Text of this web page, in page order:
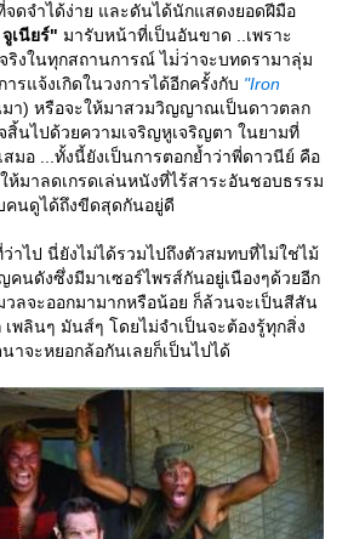
จดจำได้ง่าย และดันได้นักแสดงยอดฝีมือ
เนียร์" มารับหน้าที่เป็นอันขาด ..เพราะ
ริงในทุกสถานการณ์ ไม่่ว่าจะบทดรามาลุ่ม
รแจ้งเกิดในวงการได้อีกครั้งกับ "Iron
า) หรือจะให้มาสวมวิญญาณเป็นดาวตลก
สิ้นไปด้วยความเจริญหูเจริญตา ในยามที่
สมอ ...ทั้งนี้ยังเป็นการตอกย้ำว่าพี่ดาวนีย์ คือ
มาลดเกรดเล่นหนังที่ไร้สาระอันชอบธรรม
คนดูได้ถึงขีดสุดกันอยู่ดี
าไป นี่ยังไม่ได้รวมไปถึงตัวสมทบที่ไม่ใช่ไม้
นดังซึ่งมีมาเซอร์ไพรส์กันอยู่เนืองๆด้วยอีก
วลจะออกมามากหรือน้อย ก็ล้วนจะเป็นสีสัน
พลินๆ มันส์ๆ โดยไม่จำเป็นจะต้องรู้ทุกสิ่ง
าจะหยอกล้อกันเลยก็เป็นไปได้